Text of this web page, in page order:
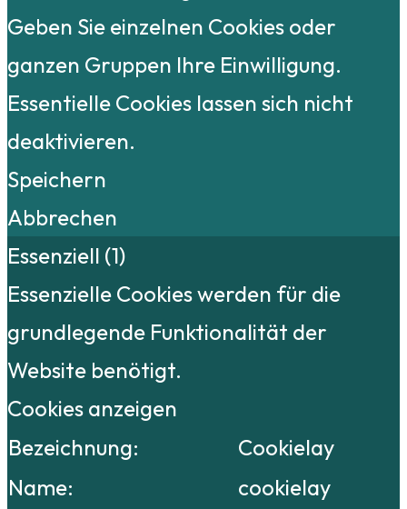
Geben Sie einzelnen Cookies oder
ganzen Gruppen Ihre Einwilligung.
Essentielle Cookies lassen sich nicht
deaktivieren.
Speichern
Abbrechen
Essenziell (1)
Essenzielle Cookies werden für die
grundlegende Funktionalität der
Website benötigt.
Cookies anzeigen
Bezeichnung:
Cookielay
Name:
cookielay